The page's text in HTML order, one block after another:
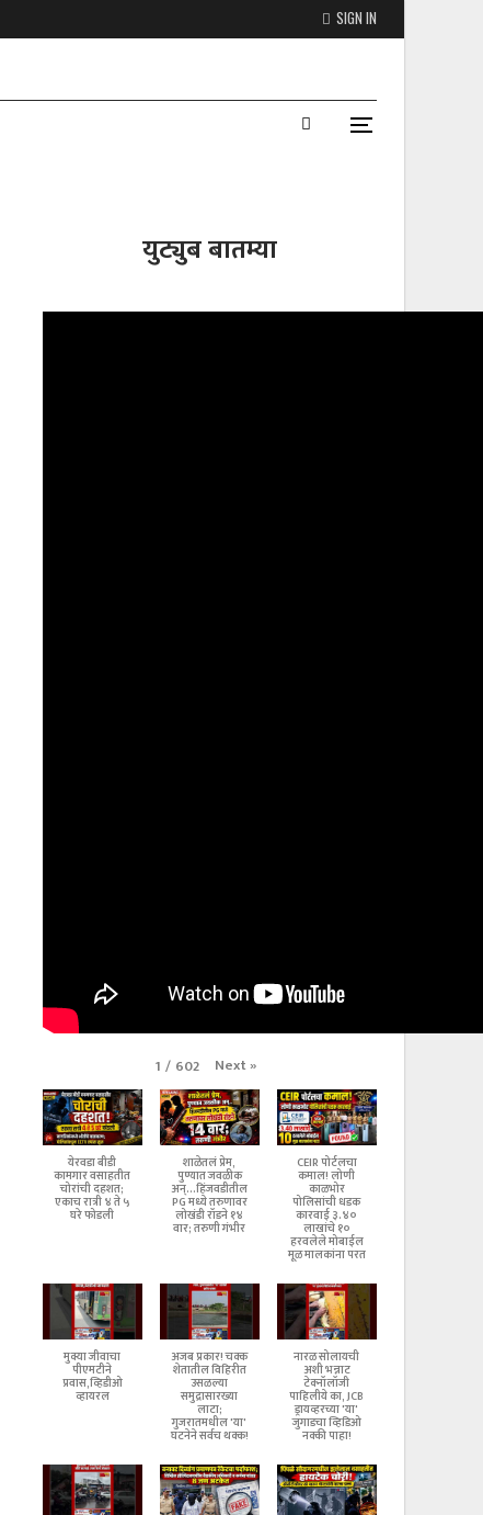
SIGN IN
युट्युब बातम्या
1 / 602 Next»
येरवडा बीडी
कामगार वसाहतीत
चोरांची दहशत;
एकाच रात्री ४ ते ५
घरे फोडली
शाळेतलं प्रेम,
पुण्यात जवळीक
अन्...हिंजवडीतील
PG मध्ये तरुणावर
लोखंडी रॉडने १४
वार; तरुणी गंभीर
CEIR पोर्टलचा
कमाल! लोणी
काळभोर
पोलिसांची धडक
कारवाई ३.४०
लाखांचे १०
हरवलेले मोबाईल
मूळ मालकांना परत
मुक्या जीवाचा
पीएमटीने
प्रवास,व्हिडीओ
व्हायरल
अजब प्रकार! चक्क
शेतातील विहिरीत
उसळल्या
समुद्रासारख्या
लाटा;
गुजरातमधील 'या'
घटनेने सर्वच थक्क!
नारळ सोलायची
अशी भन्नाट
टेक्नॉलॉजी
पाहिलीये का, JCB
ड्रायव्हरच्या 'या'
जुगाडचा व्हिडिओ
नक्की पाहा!